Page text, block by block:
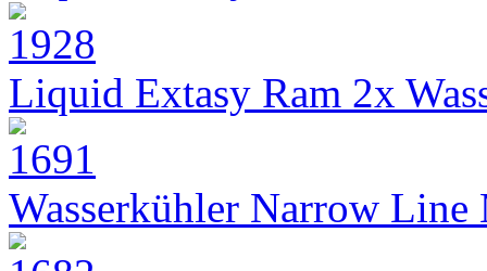
Liquid Extasy Ram 2x
Wasserkühler Narrow